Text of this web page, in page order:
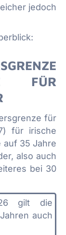
jedoch
FÜR
für
für irische
auf 35 Jahre
also auch
bei 30
gilt die
auch